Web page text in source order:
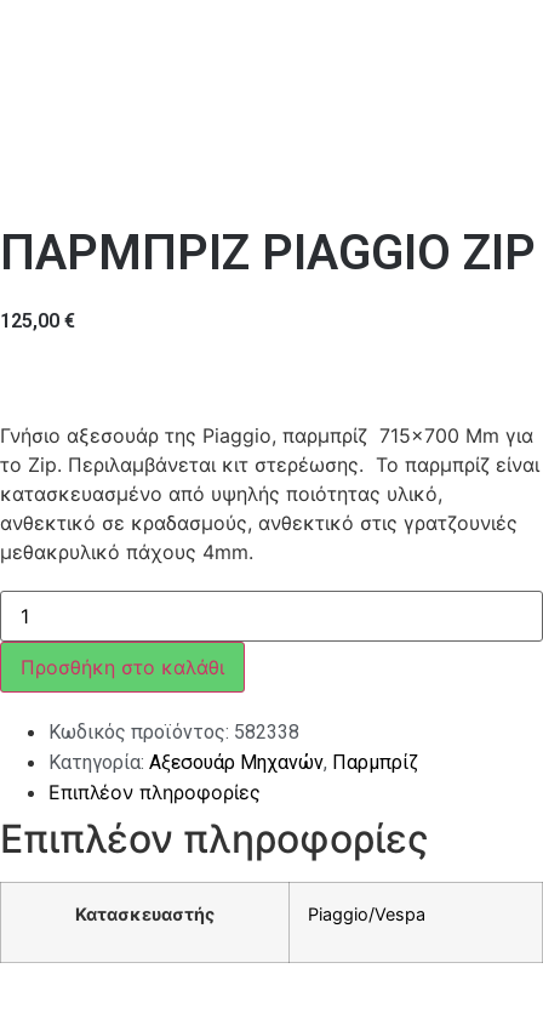
ΠΑΡΜΠΡΙΖ PIAGGIO ZIP
125,00 €
Γνήσιο αξεσουάρ της Piaggio, παρμπρίζ 715×700 Mm για
το Zip. Περιλαμβάνεται κιτ στερέωσης. Το παρμπρίζ είναι
κατασκευασμένο από υψηλής ποιότητας υλικό,
ανθεκτικό σε κραδασμούς, ανθεκτικό στις γρατζουνιές
μεθακρυλικό πάχους 4mm.
ΠΑΡΜΠΡΙΖ
PIAGGIO
ZIP
ποσότητα
Προσθήκη στο καλάθι
Κωδικός προϊόντος: 582338
Κατηγορία: Αξεσουάρ Μηχανών, Παρμπρίζ
Επιπλέον πληροφορίες
Επιπλέον πληροφορίες
Κατασκευαστής Piaggio/Vespa